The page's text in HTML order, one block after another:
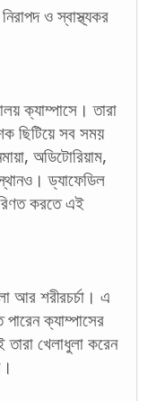
ও স্বাস্থ্যকর
ক্যাম্পাসে। তারা
ছিটিয়ে সব সময়
অডিটোরিয়াম,
ড্যাফেডিল
করতে এই
আর শরীরচর্চা। এ
পারেন ক্যাম্পাসের
তারা খেলাধুলা করেন